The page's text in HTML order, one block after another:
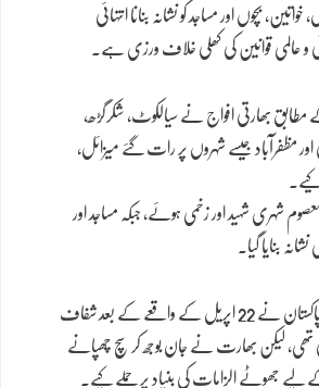
بچوں اور مساجد کو نشانہ بنانا انتہائی
و عالمی قوانین کی کھلی خلاف ورزی ہے۔
مطابق بھارتی افواج نے سیالکوٹ، شکرگڑھ،
اور مظفرآباد جیسے شہروں پر رات گئے میزائل،
شہری شہید اور زخمی ہوئے، جبکہ مساجد اور
بنایا گیا۔
کمیٹی نے واضح کیا کہ پاکستان نے 22 اپریل کے واقعے کے بعد شفاف
تھی، لیکن بھارت نے جان بوجھ کر سچ چھپانے
جھوٹے الزامات کی بنیاد پر حملے کیے۔